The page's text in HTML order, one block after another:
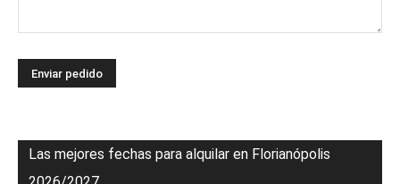
Las mejores fechas para alquilar en Florianópolis